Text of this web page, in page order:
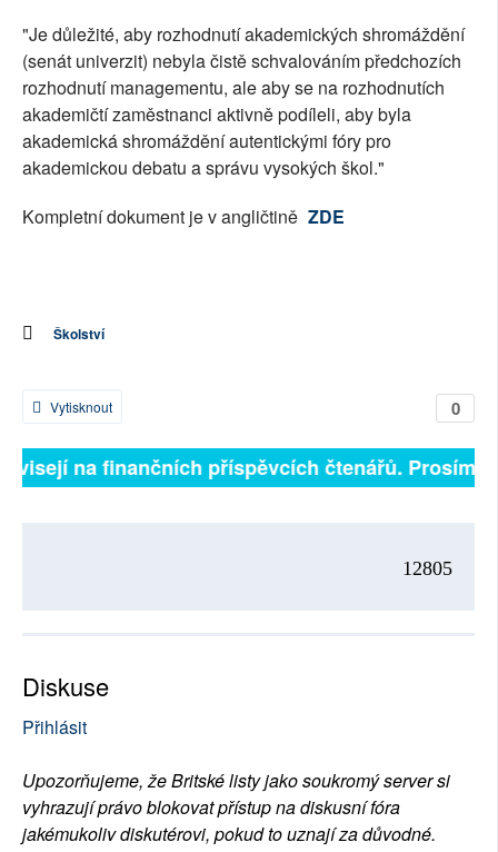
"Je důležité, aby rozhodnutí akademických shromáždění
(senát univerzit) nebyla čistě schvalováním předchozích
rozhodnutí managementu, ale aby se na rozhodnutích
akademičtí zaměstnanci aktivně podíleli, aby byla
akademická shromáždění autentickými fóry pro
akademickou debatu a správu vysokých škol."
Kompletní dokument je v angličtině ZDE
Školství
0
Vytisknout
na finančních příspěvcích čtenářů. Prosíme,
12805
Diskuse
Přihlásit
Upozorňujeme, že Britské listy jako soukromý server si
vyhrazují právo blokovat přístup na diskusní fóra
jakémukoliv diskutérovi, pokud to uznají za důvodné.